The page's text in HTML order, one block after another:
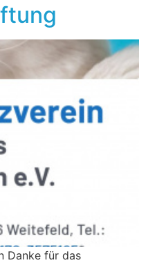
Danke für das